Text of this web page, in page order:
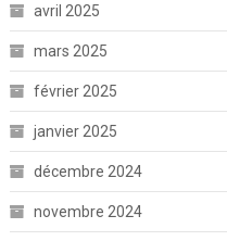
avril 2025
mars 2025
février 2025
janvier 2025
décembre 2024
novembre 2024